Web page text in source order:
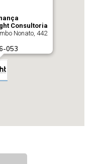
Consultoria
Nonato, 442
053
8888